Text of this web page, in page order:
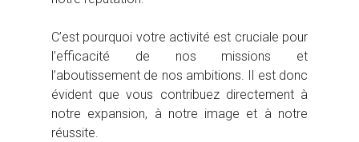
C’est pourquoi votre activité est cruciale pour
l’efficacité de nos missions et
l’aboutissement de nos ambitions. Il est donc
évident que vous contribuez directement à
notre expansion, à notre image et à notre
réussite.